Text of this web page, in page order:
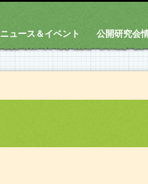
ニュース＆イベント 公開研究会